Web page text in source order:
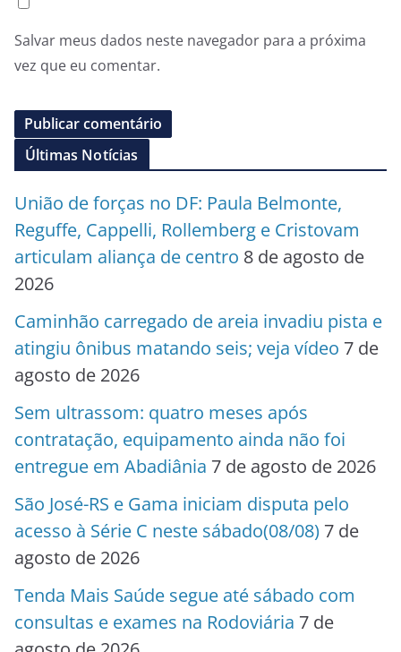
Salvar meus dados neste navegador para a próxima
vez que eu comentar.
Últimas Notícias
União de forças no DF: Paula Belmonte,
Reguffe, Cappelli, Rollemberg e Cristovam
articulam aliança de centro 8 de agosto de
2026
Caminhão carregado de areia invadiu pista e
atingiu ônibus matando seis; veja vídeo 7 de
agosto de 2026
Sem ultrassom: quatro meses após
contratação, equipamento ainda não foi
entregue em Abadiânia 7 de agosto de 2026
São José-RS e Gama iniciam disputa pelo
acesso à Série C neste sábado(08/08) 7 de
agosto de 2026
Tenda Mais Saúde segue até sábado com
consultas e exames na Rodoviária 7 de